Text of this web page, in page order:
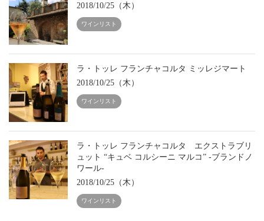
2018/10/25（木）
ワインリスト
ラ・トッレ フランチャコルタ ミッレジマート
2018/10/25（木）
ワインリスト
ラ・トッレ フランチャコルタ エクストラブリ
ュット “キュベ コルシーニ マルコ” -ブランドノ
ワール-
2018/10/25（木）
ワインリスト